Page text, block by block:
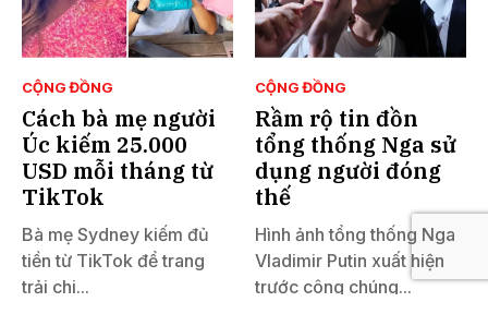
CỘNG ĐỒNG
Cách bà mẹ người
Úc kiếm 25.000
USD mỗi tháng từ
TikTok
Bà mẹ Sydney kiếm đủ
tiền từ TikTok để trang
trải chi...
CỘNG ĐỒNG
Rầm rộ tin đồn
tổng thống Nga sử
dụng người đóng
thế
Hình ảnh tổng thống Nga
Vladimir Putin xuất hiện
trước công chúng...